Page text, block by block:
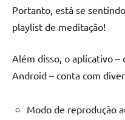
Portanto, está se
playlist de meditação!
Além disso, o aplicativo –
Android – conta com
Modo de reprodução